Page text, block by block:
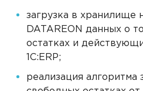
загрузка в хранилище
DATAREON данных о
остатках и
1С:ERP;
реализация алгоритма